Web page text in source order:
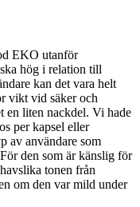
EKO utanför
hög i relation till
kan det vara helt
vikt vid säker och
en liten nackdel. Vi hade
per kapsel eller
av användare som
den som är känslig för
tonen från
om den var mild under